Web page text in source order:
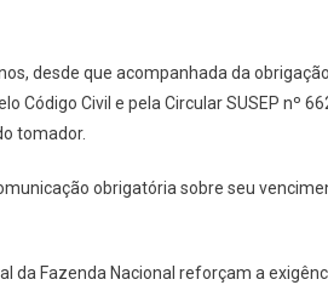
desde que acompanhada da
Código Civil e pela Circular SUSEP nº
tomador.
obrigatória sobre seu
da Fazenda Nacional reforçam a